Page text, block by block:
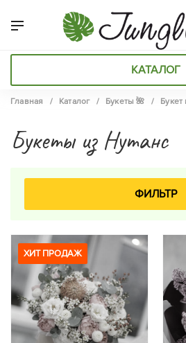
КАТАЛОГ
Главная / Каталог / Букеты 🌺 / Букет
Букеты из Нутанс
ФИЛЬТР
ХИТ ПРОДАЖ